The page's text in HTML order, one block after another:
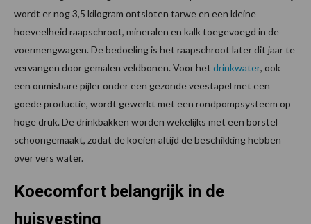
wordt er nog 3,5 kilogram ontsloten tarwe en een kleine
hoeveelheid raapschroot, mineralen en kalk toegevoegd in de
voermengwagen. De bedoeling is het raapschroot later dit jaar te
vervangen door gemalen veldbonen. Voor het drinkwater, ook
een onmisbare pijler onder een gezonde veestapel met een
goede productie, wordt gewerkt met een rondpompsysteem op
hoge druk. De drinkbakken worden wekelijks met een borstel
schoongemaakt, zodat de koeien altijd de beschikking hebben
over vers water.
Koecomfort belangrijk in de
huisvesting